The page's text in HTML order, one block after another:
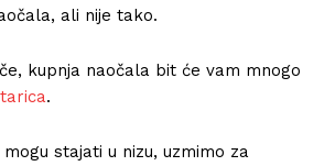
ali nije tako.
kupnja naočala bit će vam mnogo
.
stajati u nizu, uzmimo za